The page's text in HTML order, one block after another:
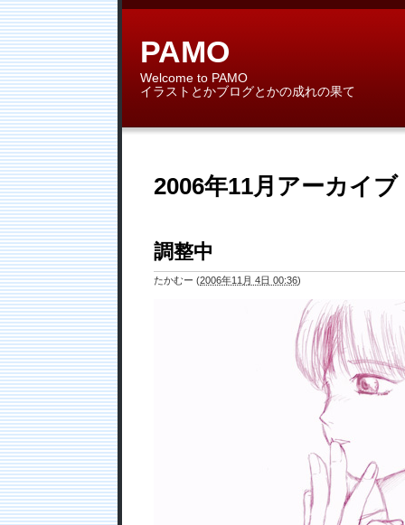
PAMO
Welcome to PAMO
イラストとかブログとかの成れの果て
2006年11月アーカイブ
調整中
たかむー (2006年11月 4日 00:36)